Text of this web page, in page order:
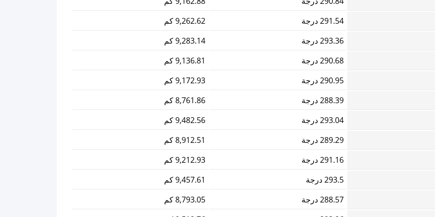
291.54 درجة
9,262.62 كم
293.36 درجة
9,283.14 كم
290.68 درجة
9,136.81 كم
290.95 درجة
9,172.93 كم
288.39 درجة
8,761.86 كم
293.04 درجة
9,482.56 كم
289.29 درجة
8,912.51 كم
291.16 درجة
9,212.93 كم
293.5 درجة
9,457.61 كم
288.57 درجة
8,793.05 كم